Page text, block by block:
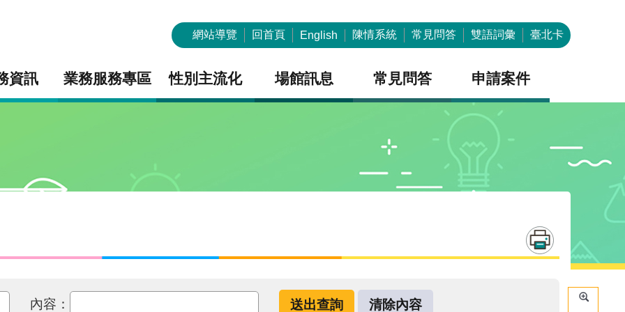
網站導覽 回首頁 English 陳情系統 常見問答 雙語詞彙 臺北卡
資訊 業務服務專區 性別主流化 場館訊息 常見問答 申請案件
內容：